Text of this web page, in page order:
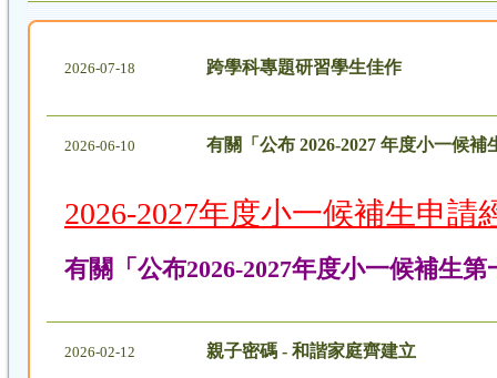
2026-07-18 跨學科專題研習學生佳作
2026-06-10 有關「公布 2026-2027 年度小一候補
2026-2027年度小一候補生申請
有關「公布2026-2027年度小一候補生
2026-02-12 親子密碼 - 和諧家庭齊建立